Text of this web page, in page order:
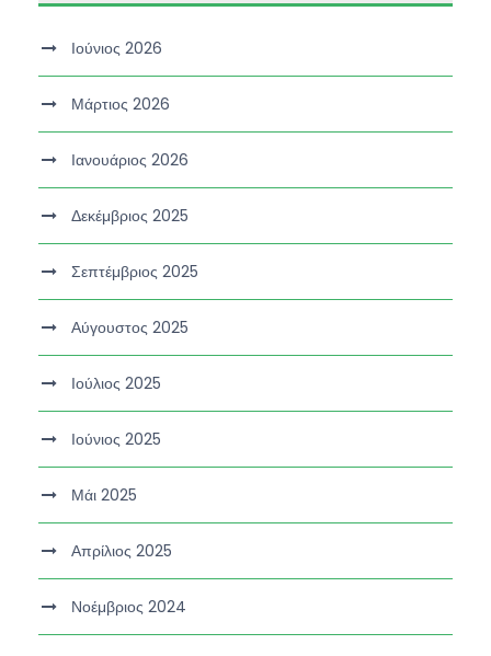
Ιούνιος 2026
Μάρτιος 2026
Ιανουάριος 2026
Δεκέμβριος 2025
Σεπτέμβριος 2025
Αύγουστος 2025
Ιούλιος 2025
Ιούνιος 2025
Μάι 2025
Απρίλιος 2025
Νοέμβριος 2024